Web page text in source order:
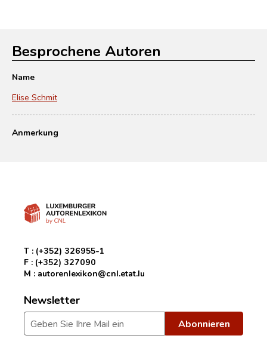
Besprochene Autoren
Name
Elise Schmit
Anmerkung
T : (+352) 326955-1
F : (+352) 327090
M : autorenlexikon@cnl.etat.lu
Newsletter